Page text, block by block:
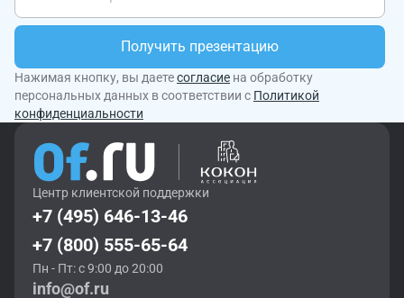
Получить презентацию
Нажимая кнопку, вы даетесогласие на обработку
персональных данных в соответствии с Политикой
конфиденциальности
Центр клиентской поддержки
+7 (495) 646-13-46
+7 (800) 555-65-64
Пн - Пт: с 9:00 до 20:00
info@of.ru